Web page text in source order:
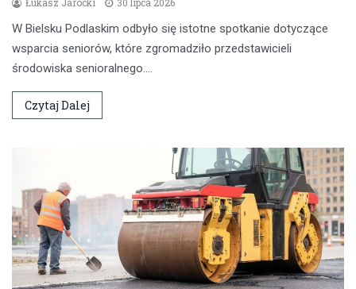
W Bielsku Podlaskim odbyło się istotne spotkanie dotyczące
wsparcia seniorów, które zgromadziło przedstawicieli
środowiska senioralnego.…
Czytaj Dalej